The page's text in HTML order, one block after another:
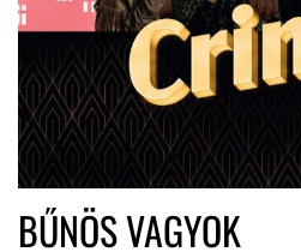
BŰNÖS VAGYOK